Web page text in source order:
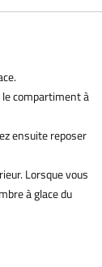
compartiment à
ensuite reposer
Lorsque vous
à glace du